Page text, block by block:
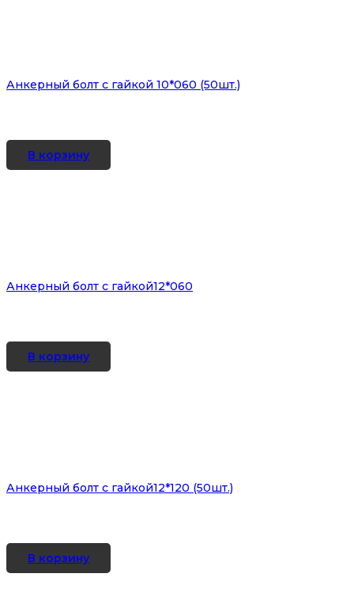
Анкерный болт с гайкой 10*060 (50шт.)
В корзину
Анкерный болт с гайкой12*060
В корзину
Анкерный болт с гайкой12*120 (50шт.)
В корзину